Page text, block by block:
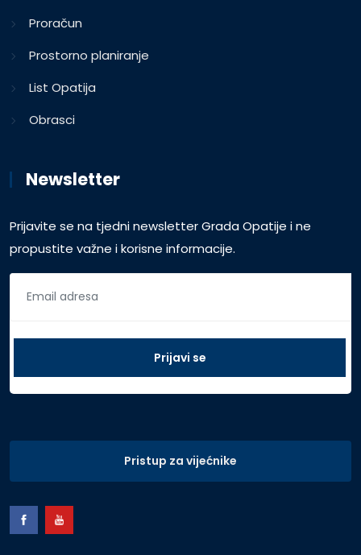
Proračun
Prostorno planiranje
List Opatija
Obrasci
Newsletter
Prijavite se na tjedni newsletter Grada Opatije i ne
propustite važne i korisne informacije.
Pristup za vijećnike